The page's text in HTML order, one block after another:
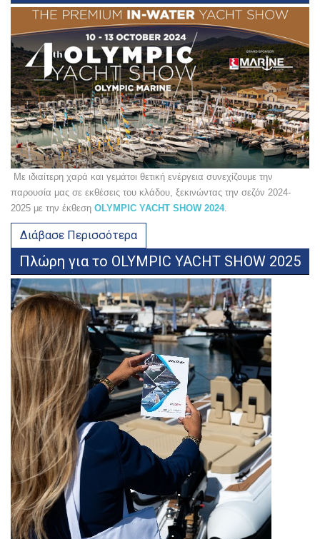
Με ιδιαίτερη χαρά και γεμάτοι θετική ενέργεια συνεχίζουμε την
παρουσία μας σε εκθέσεις του κλάδου, ξεκινώντας την σεζόν 2024-
2025 με την έκθεση OLYMPIC YACHT SHOW 2024.
Διάβασε Περισσότερα
Πλώρη για το OLYMPIC YACHT SHOW 2025